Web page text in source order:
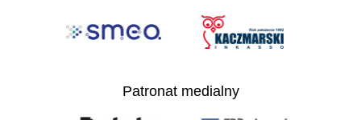
Patronat medialny